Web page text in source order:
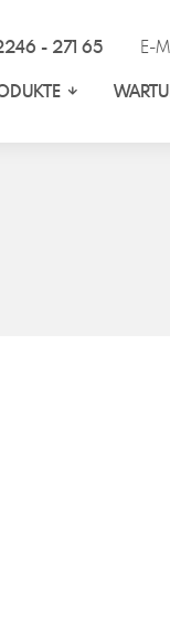
- 271 65 E-